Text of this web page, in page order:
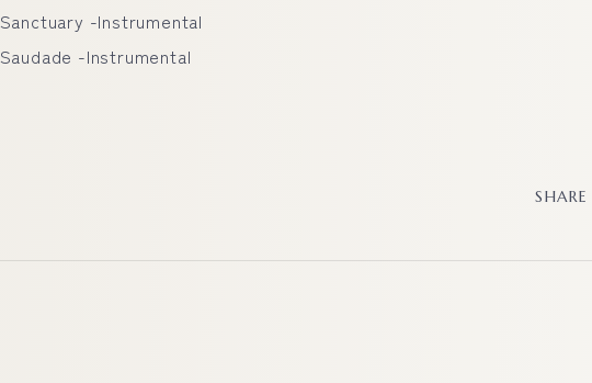
Sanctuary -Instrumental
Saudade -Instrumental
SHARE